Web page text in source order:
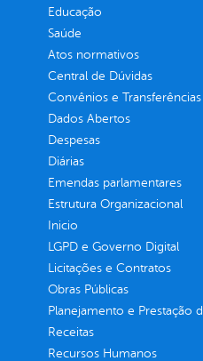
Educação
Saúde
Atos normativos
Central de Dúvidas
Convênios e Transferências
Dados Abertos
Despesas
Diárias
Emendas parlamentares
Estrutura Organizacional
Inicio
LGPD e Governo Digital
Licitações e Contratos
Obras Públicas
Planejamento e Prestação
Receitas
Recursos Humanos